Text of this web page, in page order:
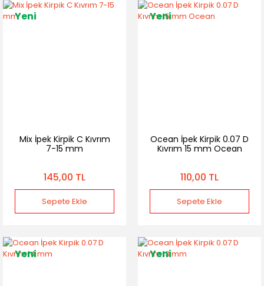
Yeni
Mix İpek Kirpik C Kıvrım
7-15 mm
145,00 TL
Sepete Ekle
Yeni
Ocean İpek Kirpik 0.07 D
Kıvrım 15 mm Ocean
110,00 TL
Sepete Ekle
Yeni Yeni